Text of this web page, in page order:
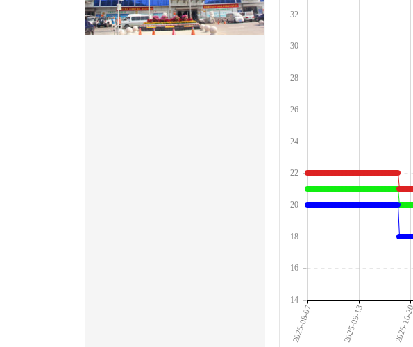
2025-08-07 2025-09-13 2025-10-20
14
16
18
20
22
24
26
28
30
32